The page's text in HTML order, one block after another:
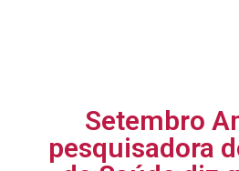
Setembro
pesquisadora